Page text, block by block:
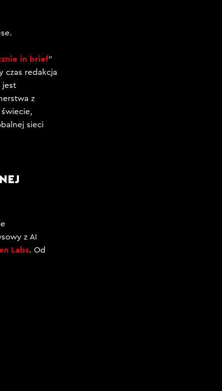
in brief”
czas redakcja
jest
z
sieci
z AI
Labs. Od